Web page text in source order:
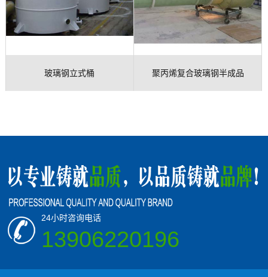
玻璃钢立式桶 聚丙烯复合玻璃钢半成品
24小时咨询电话
13906220196